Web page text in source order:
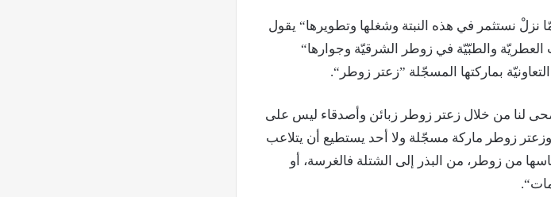
زوطر، ولمّا نزلْ نستثمر في هذه النبتة وشغلها وتطويرها“ يقول
العطريّة والطبّيّة في زوطر الشرقيّة وجوارها“
بماركتها المسجّلة ”زعتر زوطر“.
من خلال زعتر زوطر زبائن وأصدقاء ليس على
زوطر ماركة مسجّلة ولا أحد يستطيع أن يتلاعب
من زوطر، من البذر إلى الشتلة فالغرسة، أو